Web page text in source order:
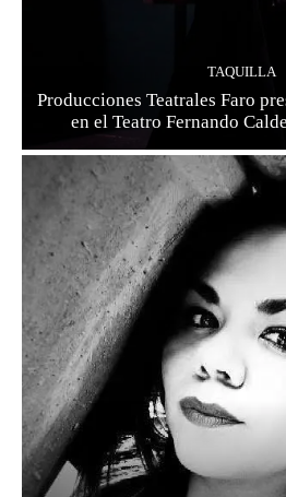
TAQUILLA
Producciones Teatrales Faro
en el Teatro Fernando